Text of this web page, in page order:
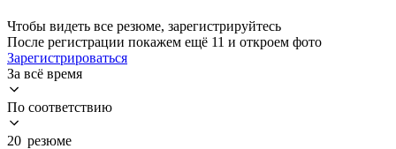
Чтобы видеть все резюме, зарегистрируйтесь
После регистрации покажем ещё 11 и откроем фото
Зарегистрироваться
За всё время
По соответствию
20 резюме